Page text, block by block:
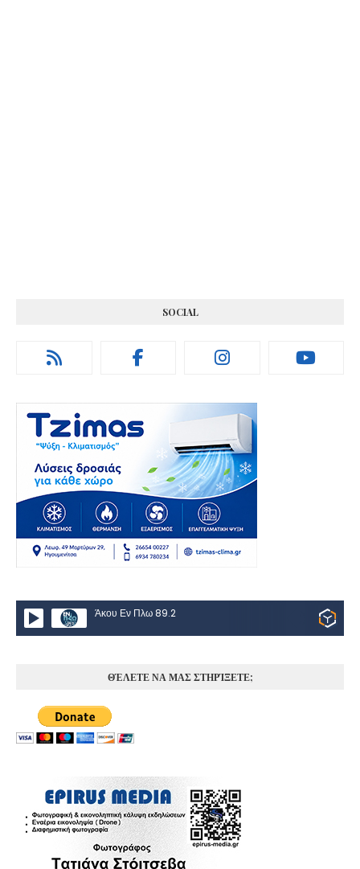
SOCIAL
Άκου Εν Πλω 89.2
ΘΈΛΕΤΕ ΝΑ ΜΑΣ ΣΤΗΡΊΞΕΤΕ;